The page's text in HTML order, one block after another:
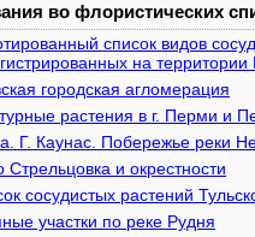
во флористических
список видов
на
городская агломерация
растения в г. Перми и
Г. Каунас. Побережье реки
Стрельцовка и окрестности
сосудистых растений
участки по реке Рудня